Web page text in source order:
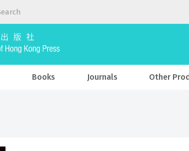
Books Journals Other